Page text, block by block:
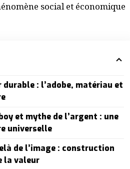
social et économique
durable : l’adobe, matériau et
et mythe de l’argent : une
universelle
de l’image : construction
la valeur